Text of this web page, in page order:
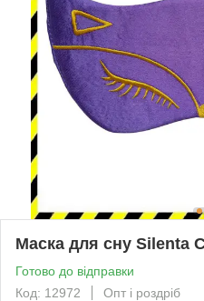
Маска для сну Silenta
Готово до відправки
Код: 12972
Опт і роздріб